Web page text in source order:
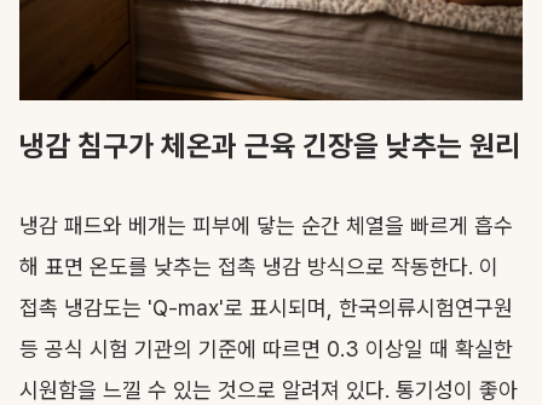
냉감 침구가 체온과 근육 긴장을 낮추는 원리
냉감 패드와 베개는 피부에 닿는 순간 체열을 빠르게 흡수
해 표면 온도를 낮추는 접촉 냉감 방식으로 작동한다. 이
접촉 냉감도는 'Q-max'로 표시되며, 한국의류시험연구원
등 공식 시험 기관의 기준에 따르면 0.3 이상일 때 확실한
시원함을 느낄 수 있는 것으로 알려져 있다. 통기성이 좋아